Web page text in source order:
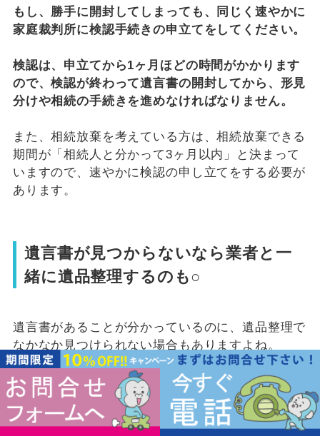
もし、勝手に開封してしまっても、同じく速やかに
家庭裁判所に検認手続きの申立てをしてください。
検認は、申立てから1ヶ月ほどの時間がかかります
ので、検認が終わって遺言書の開封してから、形見
分けや相続の手続きを進めなければなりません。
また、相続放棄を考えている方は、相続放棄できる
期間が「相続人と分かって3ヶ月以内」と決まって
いますので、速やかに検認の申し立てをする必要が
あります。
遺言書が見つからないなら業者と一
緒に遺品整理するのも○
遺言書があることが分かっているのに、遺品整理で
なかなか見つけられない場合もありますよね。
そのようなときは、遺品整理業者に捜索をお願いす
るのもおすすめの手段です。